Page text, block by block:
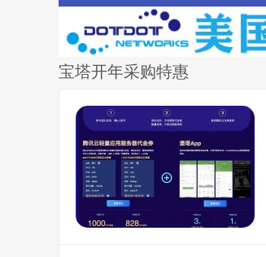
宝塔开年采购特惠